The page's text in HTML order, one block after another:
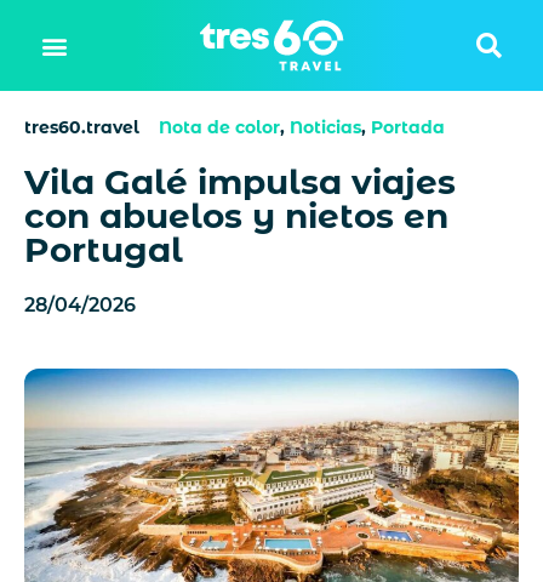
tres60.travel Nota de color, Noticias, Portada
Vila Galé impulsa viajes
con abuelos y nietos en
Portugal
28/04/2026